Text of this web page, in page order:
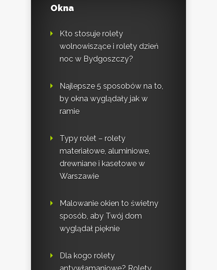
Okna
Kto stosuje rolety
wolnowiszące i rolety dzień
noc w Bydgoszczy?
Najlepsze 5 sposobów na to,
by okna wyglądały jak w
ramie
Typy rolet – rolety
materiałowe, aluminiowe,
drewniane i kasetowe w
Warszawie
Malowanie okien to świetny
sposób, aby Twój dom
wyglądał pięknie
Dla kogo rolety